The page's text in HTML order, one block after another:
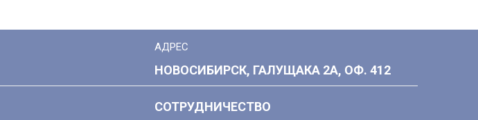
АДРЕС
НОВОСИБИРСК, ГАЛУЩАКА 2А, ОФ. 412
СОТРУДНИЧЕСТВО